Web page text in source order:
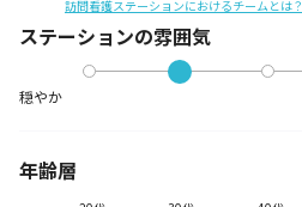
訪問看護ステーションにおけるチームとは？
ステーションの雰囲気
穏やか
年齢層